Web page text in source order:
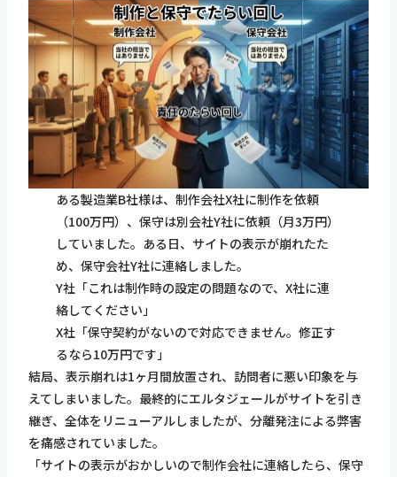
ある製造業B社様は、制作会社X社に制作を依頼
（100万円）、保守は別会社Y社に依頼（月3万円）
していました。ある日、サイトの表示が崩れたた
め、保守会社Y社に連絡しました。
Y社「これは制作時の設定の問題なので、X社に連
絡してください」
X社「保守契約がないので対応できません。修正す
るなら10万円です」
結局、表示崩れは1ヶ月間放置され、訪問者に悪い印象を与
えてしまいました。最終的にエルタジェールがサイトを引き
継ぎ、全体をリニューアルしましたが、分離発注による弊害
を痛感されていました。
「サイトの表示がおかしいので制作会社に連絡したら、保守